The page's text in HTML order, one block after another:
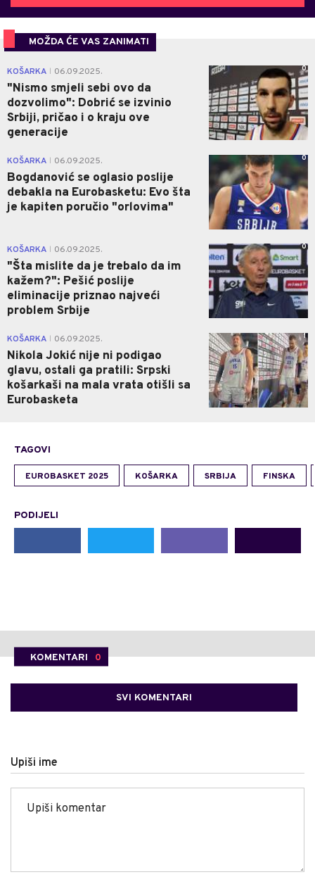
MOŽDA ĆE VAS ZANIMATI
KOŠARKA 06.09.2025.
"Nismo smjeli sebi ovo da
dozvolimo": Dobrić se izvinio
Srbiji, pričao i o kraju ove
generacije
0
KOŠARKA 06.09.2025.
Bogdanović se oglasio poslije
debakla na Eurobasketu: Evo šta
je kapiten poručio "orlovima"
0
KOŠARKA 06.09.2025.
"Šta mislite da je trebalo da im
kažem?": Pešić poslije
eliminacije priznao najveći
problem Srbije
0
KOŠARKA 06.09.2025.
Nikola Jokić nije ni podigao
glavu, ostali ga pratili: Srpski
košarkaši na mala vrata otišli sa
Eurobasketa
1
TAGOVI
EUROBASKET 2025 KOŠARKA SRBIJA FINSKA
PODIJELI
KOMENTARI 0
SVI KOMENTARI
Upiši ime